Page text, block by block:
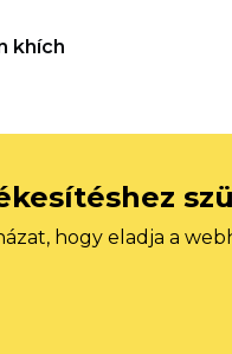
khích
hogy eladja a